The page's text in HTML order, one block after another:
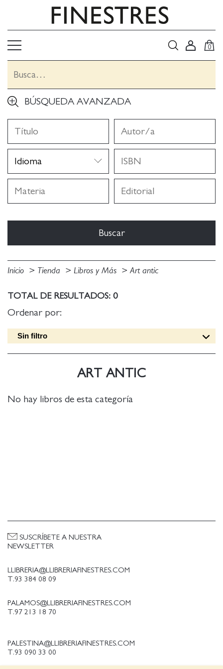
0
BÚSQUEDA AVANZADA
Inicio Tienda Libros y Más Art antic
TOTAL DE RESULTADOS: 0
Ordenar por:
Sin filtro
Autor [A-Z]
ART ANTIC
No hay libros de esta categoría
LLIBRERIA@LLIBRERIAFINESTRES.COM
T.93 384 08 09
PALAMOS@LLIBRERIAFINESTRES.COM
T.97 213 18 70
PALESTINA@LLIBRERIAFINESTRES.COM
T.93 090 33 00
SUSCRÍBETE A NUESTRA
NEWSLETTER